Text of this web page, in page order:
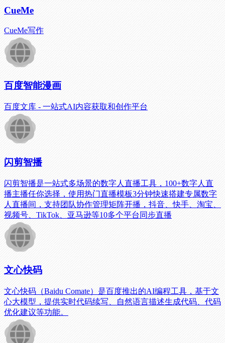
CueMe
CueMe写作
百度智能漫画
百度文库 - 一站式AI内容获取和创作平台
闪剪智播
闪剪智播是一站式多场景的数字人直播工具，100+数字人直
播主播任你选择，使用热门直播模板3分钟快速搭建专属数字
人直播间，支持团队协作管理矩阵开播，抖音、快手、淘宝、
视频号、TikTok、亚马逊等10多个平台同步直播
文心快码
文心快码（Baidu Comate）是百度推出的AI编程工具，基于文
心大模型，提供实时代码续写、自然语言描述生成代码、代码
优化建议等功能。